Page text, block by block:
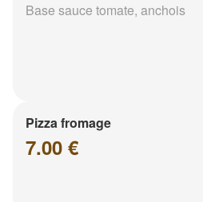
Base sauce tomate, anchois
Pizza fromage
7.00 €